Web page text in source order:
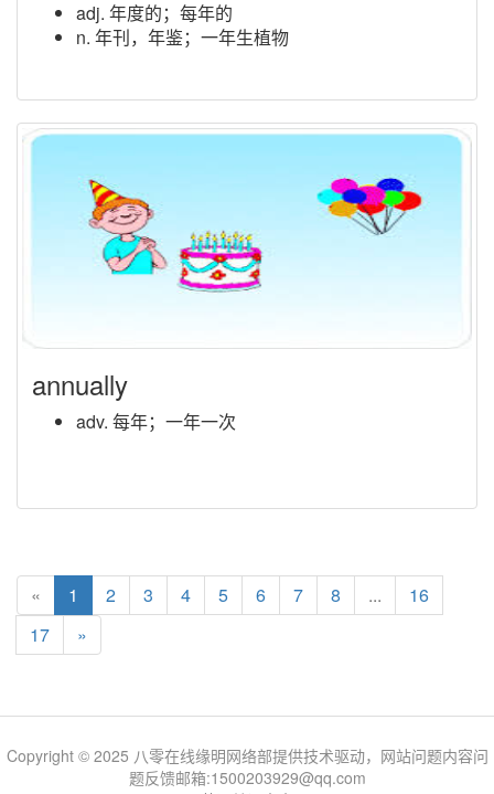
adj. 年度的；每年的
n. 年刊，年鉴；一年生植物
annually
adv. 每年；一年一次
« 1 2 3 4 5 6 7 8 ...
16
17
»
Copyright © 2025 八零在线缘明网络部提供技术驱动，网站问题内容问
题反馈邮箱:1500203929@qq.com